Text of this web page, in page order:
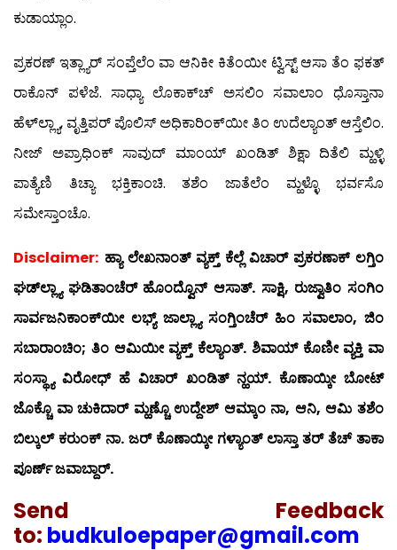
ಕುಡಾಯ್ಲಾಂ.
ಪ್ರಕರಣ್ ಇತ್ಲ್ಯಾರ್ ಸಂಪ್ತೆಲೆಂ ವಾ ಆನಿಕೀ ಕಿತೆಂಯೀ ಟ್ವಿಸ್ಟ್ ಆಸಾ ತೆಂ ಫಕತ್
ರಾಕೊನ್ ಪಳೆಜೆ. ಸಾಧ್ಯಾ ಲೊಕಾಕ್‍ಚ್ ಅಸಲಿಂ ಸವಾಲಾಂ ಧೊಸ್ತಾನಾ
ಹೆಳ್‍ಲ್ಲ್ಯಾ, ವೃತ್ತಿಪರ್ ಪೊಲಿಸ್ ಅಧಿಕಾರಿಂಕ್‍ಯೀ ತಿಂ ಉದೆಲ್ಯಾಂತ್ ಆಸ್ತೆಲಿಂ.
ನೀಜ್ ಅಪ್ರಾಧಿಂಕ್ ಸಾವುದ್ ಮಾಂಯ್ ಖಂಡಿತ್ ಶಿಕ್ಷಾ ದಿತೆಲಿ ಮ್ಹಳ್ಳಿ
ಪಾತ್ಯೆಣಿ ತಿಚ್ಯಾ ಭಕ್ತಿಕಾಂಚಿ. ತಶೆಂ ಜಾತೆಲೆಂ ಮ್ಹಳ್ಳೊ ಭರ್ವಸೊ
ಸಮೇಸ್ತಾಂಚೊ.
Disclaimer: ಹ್ಯಾ ಲೇಖನಾಂತ್ ವ್ಯಕ್ತ್ ಕೆಲ್ಲೆ ವಿಚಾರ್ ಪ್ರಕರಣಾಕ್ ಲಗ್ತಿಂ
ಘಡ್‍ಲ್ಲ್ಯಾ ಘಡಿತಾಂಚೆರ್ ಹೊಂದ್ವೊನ್ ಆಸಾತ್. ಸಾಕ್ಷಿ, ರುಜ್ವಾತಿಂ ಸಂಗಿಂ
ಸಾರ್ವಜನಿಕಾಂಕ್‍ಯೀ ಲಭ್ಯ್ ಜಾಲ್ಲ್ಯಾ ಸಂಗ್ತಿಂಚೆರ್ ಹಿಂ ಸವಾಲಾಂ, ಜಿಂ
ಸಬಾರಾಂಚಿಂ; ತಿಂ ಆಮಿಯೀ ವ್ಯಕ್ತ್ ಕೆಲ್ಯಾಂತ್. ಶಿವಾಯ್ ಕೊಣೀ ವ್ಯಕ್ತಿ ವಾ
ಸಂಸ್ಥ್ಯಾ ವಿರೋಧ್ ಹೆ ವಿಚಾರ್ ಖಂಡಿತ್ ನ್ಹಯ್. ಕೊಣಾಯ್ಕೀ ಬೋಟ್
ಜೊಕ್ಚೊ ವಾ ಚುಕಿದಾರ್ ಮ್ಹಣ್ಚೊ ಉದ್ದೇಶ್ ಆಮ್ಕಾಂ ನಾ, ಆನಿ, ಆಮಿ ತಶೆಂ
ಬಿಲ್ಕುಲ್ ಕರುಂಕ್ ನಾ. ಜರ್ ಕೊಣಾಯ್ಕೀ ಗಳ್ಯಾಂತ್ ಲಾಸ್ತಾ ತರ್ ತೆಚ್ ತಾಕಾ
ಪೂರ್ಣ್ ಜವಾಬ್ದಾರ್.
Send Feedback
to: budkuloepaper@gmail.com